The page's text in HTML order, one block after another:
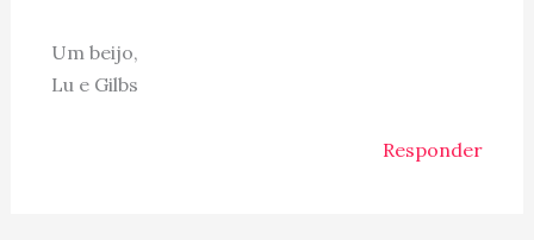
Um beijo,
Lu e Gilbs
Responder